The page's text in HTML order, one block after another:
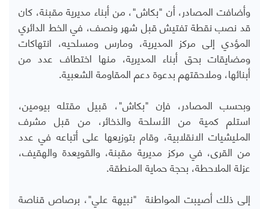
وأضافت المصادر، أن "بكاش"، من أبناء مديرية مقبنة، كان
قد نصب نقطة تفتيش قبل شهر ونصف، في الخط الدائري
المؤدي إلى مركز المديرية، ومارس ومسلحيه، انتهاكات
ومضايقات بحق أبناء المديرية، منها اختطاف عدد من
أبنائها، وملاحقتهم بدعوة دعم المقاومة الشعبية.
وبحسب المصادر، فإن "بكاش"، قبيل مقتله بيومين،
استلم كمية من الأسلحة والذخائر، من قبل مشرف
المليشيات الانقلابية، وقام بتوزيعها على أتباعه في عدد
من القرى، في مركز مديرية مقبنة، والقويعدة والهقيف،
عزلة الملاحطة، بحجة حماية المنطقة.
إلى ذلك أصيبت المواطنة "نبيهة علي"، برصاص قناصة